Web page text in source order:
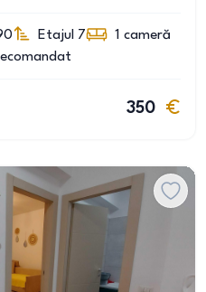
Etajul 7 1 cameră
350